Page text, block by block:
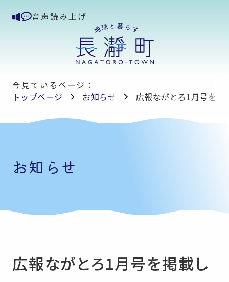
音声読み上げ
今見ているページ：
トップページ
お知らせ 広報ながとろ1月号を掲
お知らせ
広報ながとろ1月号を掲載し